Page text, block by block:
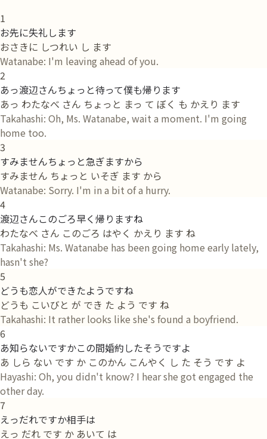
1
お先に失礼します
おさきに しつれい し ます
Watanabe: I'm leaving ahead of you.
2
あっ渡辺さんちょっと待って僕も帰ります
あっ わたなべ さん ちょっと まっ て ぼく も かえり ます
Takahashi: Oh, Ms. Watanabe, wait a moment. I'm going
home too.
3
すみませんちょっと急ぎますから
すみません ちょっと いそぎ ます から
Watanabe: Sorry. I'm in a bit of a hurry.
4
渡辺さんこのごろ早く帰りますね
わたなべ さん このごろ はやく かえり ます ね
Takahashi: Ms. Watanabe has been going home early lately,
hasn't she?
5
どうも恋人ができたようですね
どうも こいびと が でき た よう です ね
Takahashi: It rather looks like she's found a boyfriend.
6
あ知らないですかこの間婚約したそうですよ
あ しら ない です か このかん こんやく し た そう です よ
Hayashi: Oh, you didn't know? I hear she got engaged the
other day.
7
えっだれですか相手は
えっ だれ です か あいて は